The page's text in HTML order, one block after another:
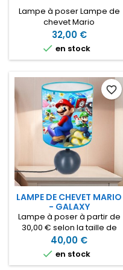
Lampe à poser Lampe de
chevet Mario
personnalisable avec le
prénom de votre enfant.
Lampe en tissu sur pied
décorer la chambre; la
lampe Mario à poser sur la
table de chevet ou sur le
bureau Lampe diamètre
12cm x 24cm hauteur
32,00 €
 en stock
LAMPE DE CHEVET MARIO
- GALAXY
Lampe à poser à partir de
30,00 € selon la taille de
l'abat-jour choisi Lampe de
chevet Mario
personnalisée avec le
40,00 €
 en stock
favorite_border